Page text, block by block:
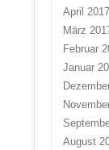
April 2017
März
Februar
Januar
August